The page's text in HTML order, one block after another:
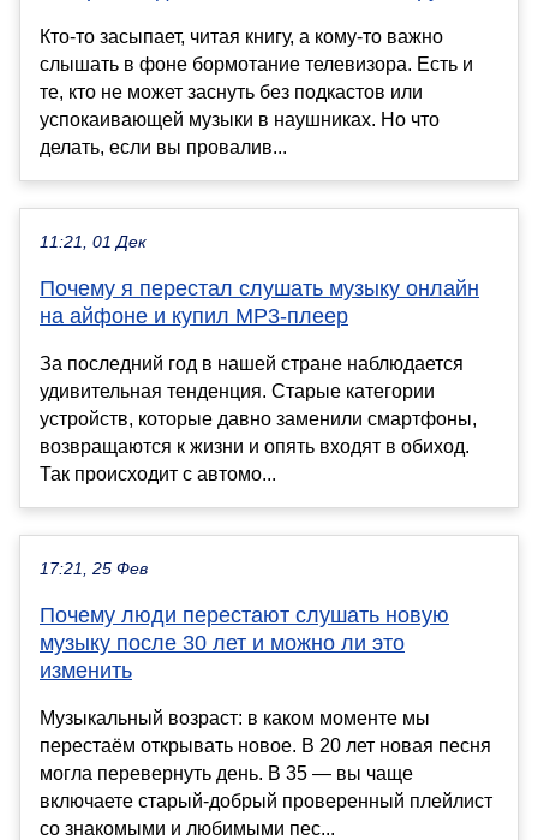
Кто-то засыпает, читая книгу, а кому-то важно
слышать в фоне бормотание телевизора. Есть и
те, кто не может заснуть без подкастов или
успокаивающей музыки в наушниках. Но что
делать, если вы провалив...
11:21, 01 Дек
Почему я перестал слушать музыку онлайн
на айфоне и купил MP3-плеер
За последний год в нашей стране наблюдается
удивительная тенденция. Старые категории
устройств, которые давно заменили смартфоны,
возвращаются к жизни и опять входят в обиход.
Так происходит с автомо...
17:21, 25 Фев
Почему люди перестают слушать новую
музыку после 30 лет и можно ли это
изменить
Музыкальный возраст: в каком моменте мы
перестаём открывать новое. В 20 лет новая песня
могла перевернуть день. В 35 — вы чаще
включаете старый-добрый проверенный плейлист
со знакомыми и любимыми пес...